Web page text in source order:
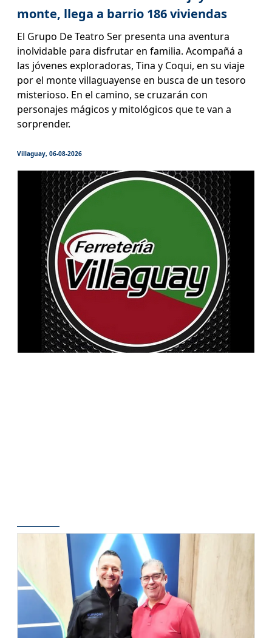
monte, llega a barrio 186 viviendas
El Grupo De Teatro Ser presenta una aventura
inolvidable para disfrutar en familia. Acompañá a
las jóvenes exploradoras, Tina y Coqui, en su viaje
por el monte villaguayense en busca de un tesoro
misterioso. En el camino, se cruzarán con
personajes mágicos y mitológicos que te van a
sorprender.
Villaguay, 06-08-2026